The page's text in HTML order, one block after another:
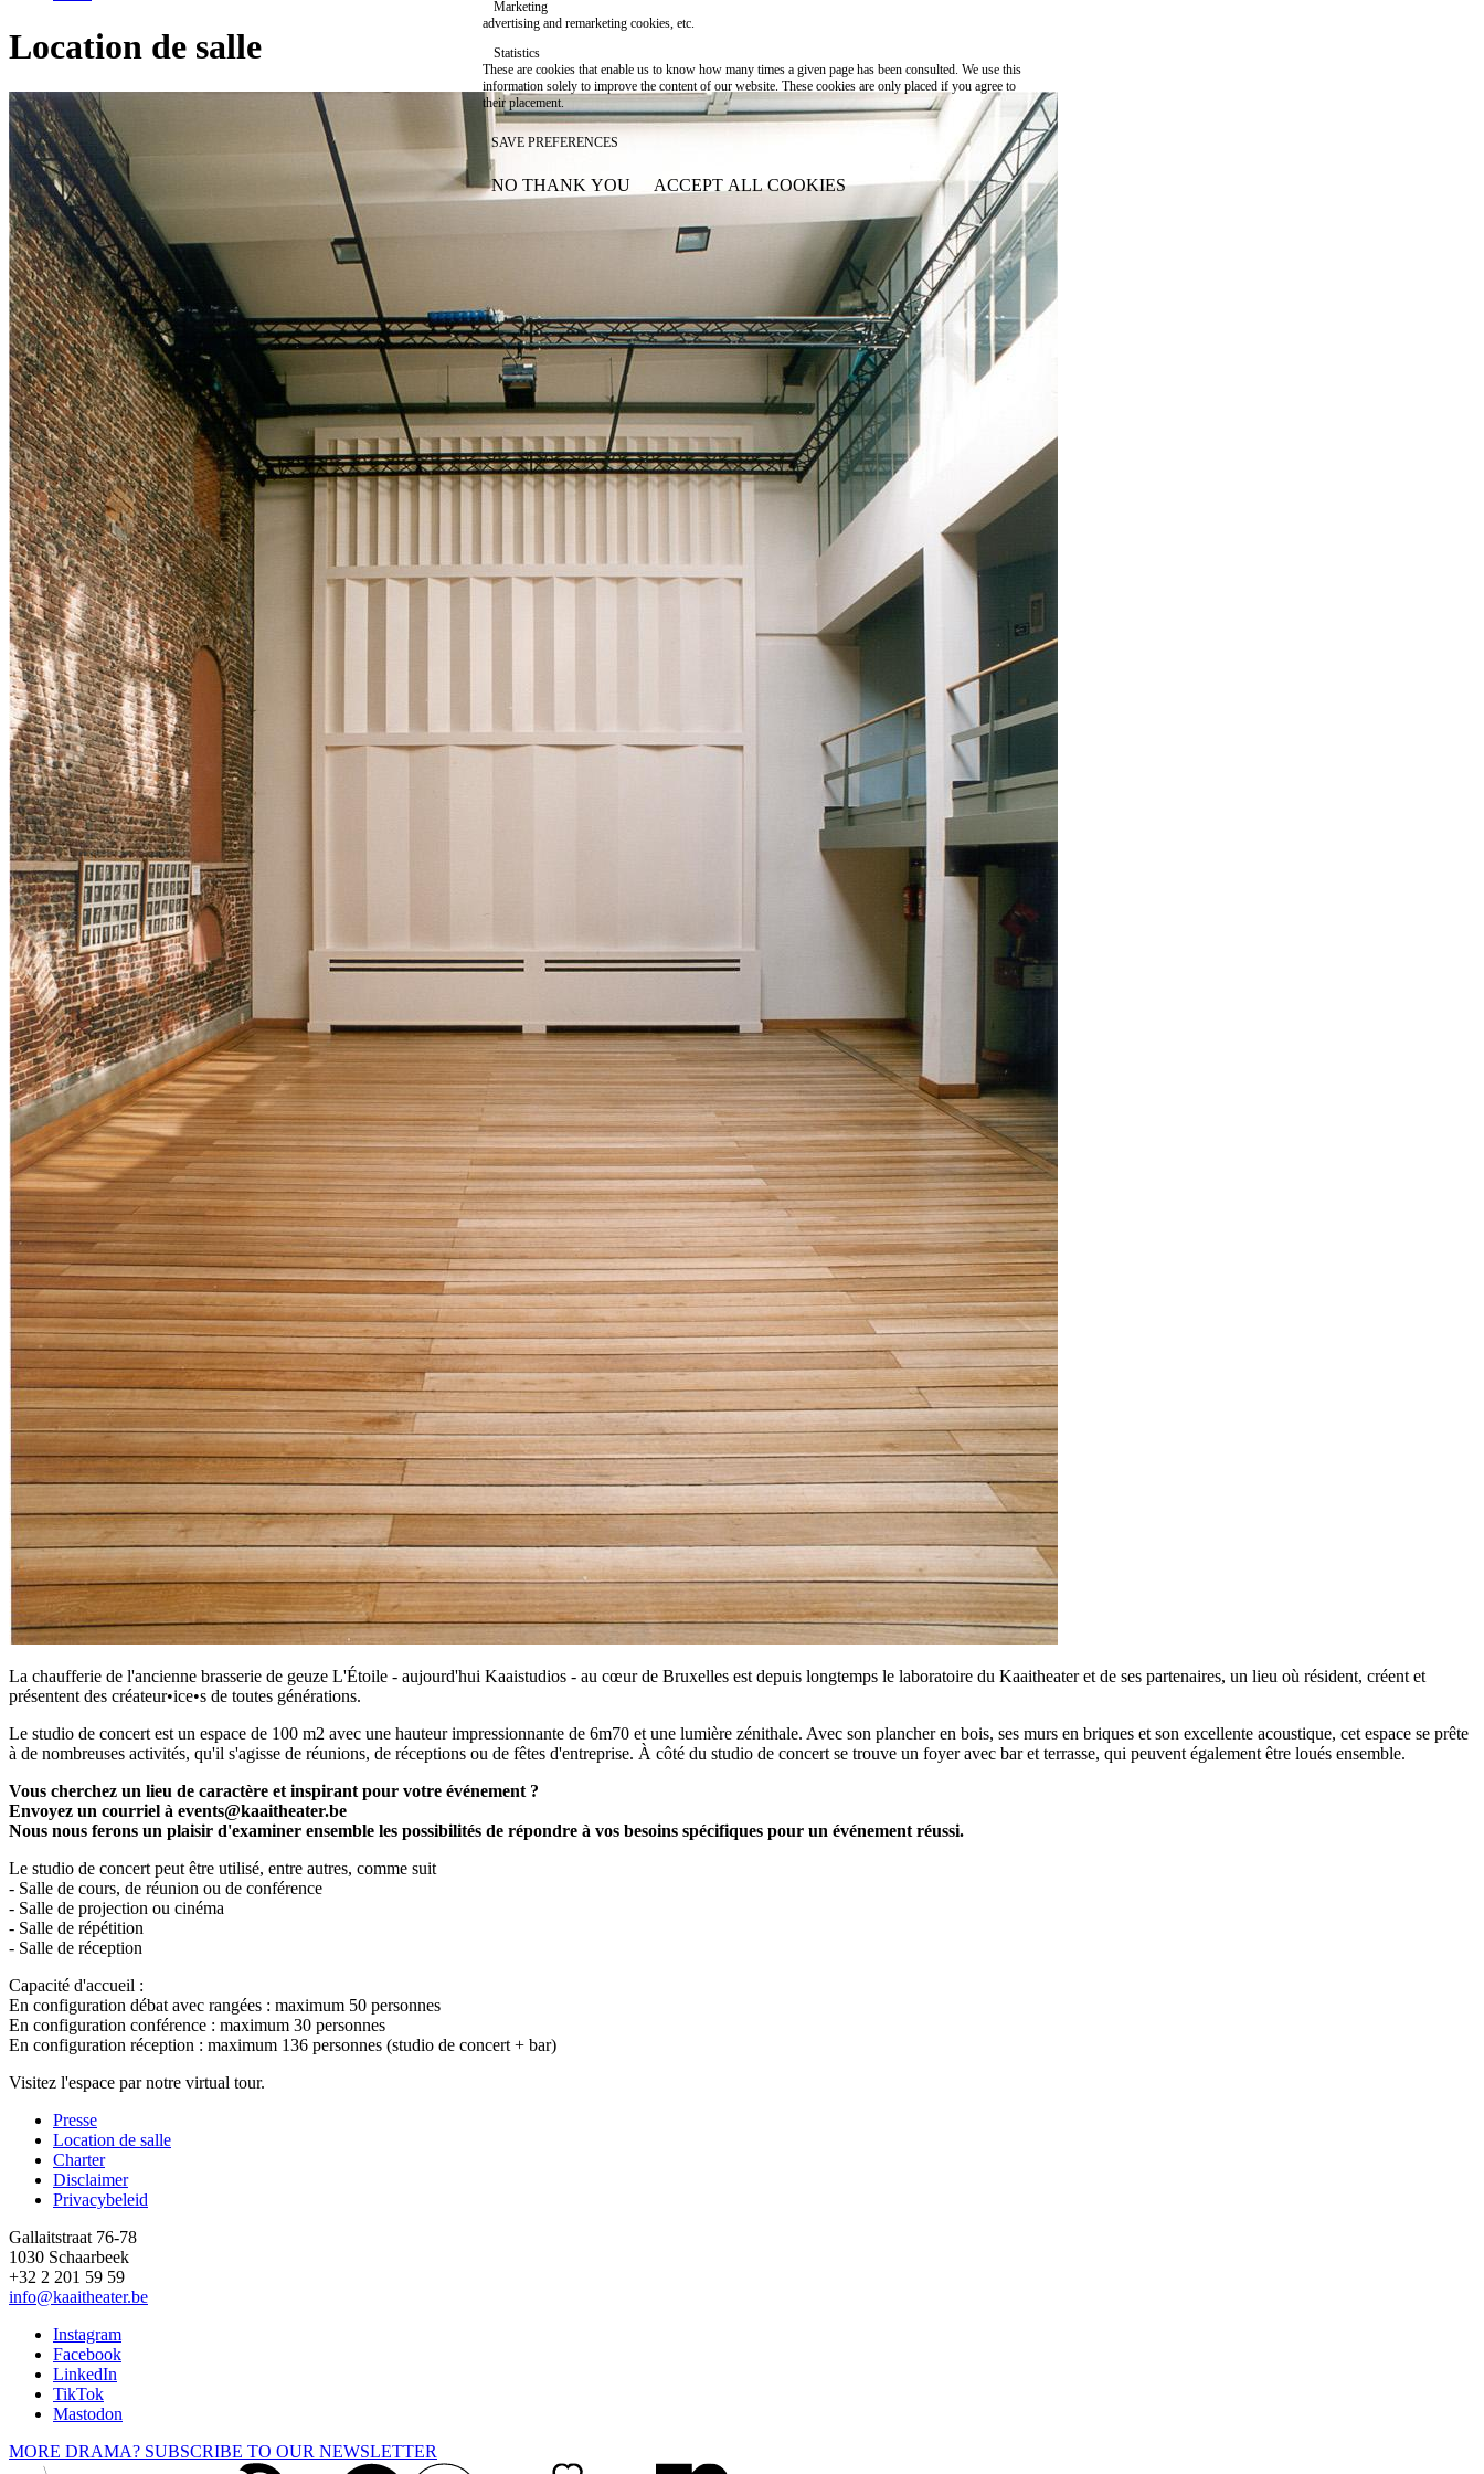
Location de salle
La chaufferie de l'ancienne brasserie de geuze L'Étoile - aujourd'hui Kaaistudios - au cœur de Bruxelles est depuis longtemps le laboratoire du Kaaitheater et de ses partenaires, un lieu où résident, créent et
présentent des créateur•ice•s de toutes générations.
Le studio de concert est un espace de 100 m2 avec une hauteur impressionnante de 6m70 et une lumière zénithale. Avec son plancher en bois, ses murs en briques et son excellente acoustique, cet espace se prête
à de nombreuses activités, qu'il s'agisse de réunions, de réceptions ou de fêtes d'entreprise. À côté du studio de concert se trouve un foyer avec bar et terrasse, qui peuvent également être loués ensemble.
Vous cherchez un lieu de caractère et inspirant pour votre événement ?
Envoyez un courriel à events@kaaitheater.be
Nous nous ferons un plaisir d'examiner ensemble les possibilités de répondre à vos besoins spécifiques pour un événement réussi.
Le studio de concert peut être utilisé, entre autres, comme suit
- Salle de cours, de réunion ou de conférence
- Salle de projection ou cinéma
- Salle de répétition
- Salle de réception
Capacité d'accueil :
En configuration débat avec rangées : maximum 50 personnes
En configuration conférence : maximum 30 personnes
En configuration réception : maximum 136 personnes (studio de concert + bar)
Visitez l'espace parnotre virtual tour.
Footer
Presse
Location de salle
Charter
Disclaimer
Privacybeleid
Gallaitstraat 76-78
1030 Schaarbeek
+32 2 201 59 59
info@kaaitheater.be
Instagram
Facebook
LinkedIn
TikTok
Mastodon
MORE DRAMA? SUBSCRIBE TO OUR NEWSLETTER
Marketing
advertising and remarketing cookies, etc.
Statistics
These are cookies that enable us to know how many times a given page has been consulted. We use this
information solely to improve the content of our website. These cookies are only placed if you agree to
their placement.
SAVE PREFERENCES
NO THANK YOU ACCEPT ALL COOKIES
WITHDRAW CONSENT